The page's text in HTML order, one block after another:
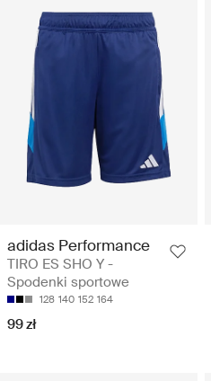
adidas Performance
TIRO ES SHO Y -
Spodenki sportowe
128 140 152 164
99 zł